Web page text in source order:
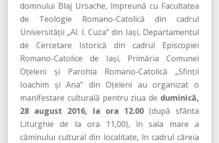
domnului Blaj Ursache, împreună cu Facultatea
de Teologie Romano-Catolică din cadrul
Universităţii „Al. I. Cuza” din Iaşi, Departamentul
de Cercetare Istorică din cadrul Episcopiei
Romano-Catolice de Iaşi, Primăria Comunei
Oţeleni şi Parohia Romano-Catolică „Sfinţii
Ioachim şi Ana” din Oţeleni au organizat o
manifestare culturală pentru ziua de duminică,
28 august 2016, la ora 12.00 (după sfânta
Liturghie de la ora 11,00), în sala mare a
căminului cultural din localitate, în cadrul căreia